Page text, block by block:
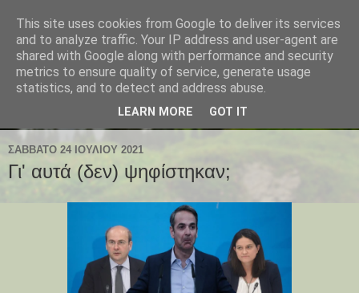
ΣΆΒΒΑΤΟ 24 ΙΟΥΛΊΟΥ 2021
Γι' αυτά (δεν) ψηφίστηκαν;
This site uses cookies from Google to deliver its services
and to analyze traffic. Your IP address and user-agent are
shared with Google along with performance and security
metrics to ensure quality of service, generate usage
statistics, and to detect and address abuse.
LEARN MORE GOT IT